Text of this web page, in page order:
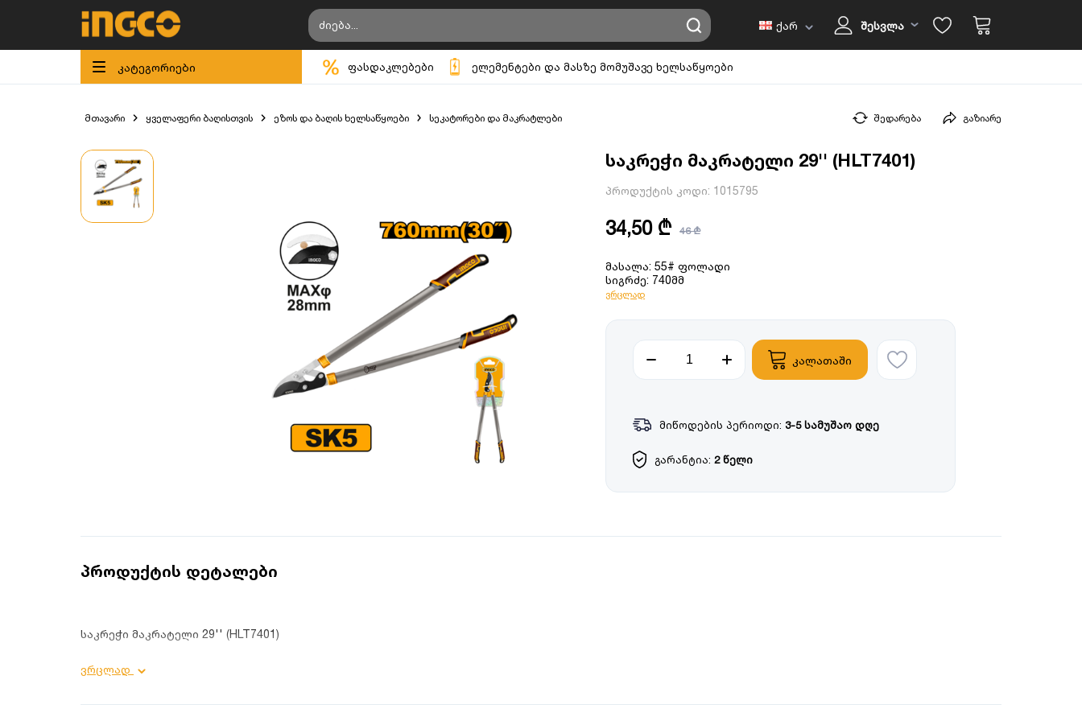
ქარ შესვლა
კატეგორიები ფასდაკლებები ელემენტები და მასზე მომუშავე ხელსაწყოები
მთავარი ყველაფერი ბაღისთვის ეზოს და ბაღის ხელსაწყოები სეკატორები და მაკრატლები შედარება გაზიარე
საკრეჭი მაკრატელი 29'' (HLT7401)
პროდუქტის კოდი: 1015795
34,50 ₾ 46 ₾
მასალა: 55# ფოლადი
სიგრძე: 740მმ
ვრცლად
კალათაში
მიწოდების პერიოდი: 3-5 სამუშაო დღე
გარანტია: 2 წელი
პროდუქტის დეტალები
საკრეჭი მაკრატელი 29'' (HLT7401)
პროდუქტის დეტალები:
მასალა: 55# ფოლადი;
ვრცლად